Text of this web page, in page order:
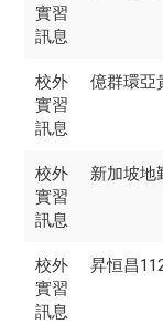
實習
訊息
校外
實習
訊息
億群環亞
校外
實習
訊息
新加坡地
校外
實習
訊息
昇恒昌